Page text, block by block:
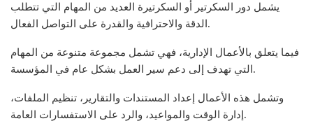
يشمل دور السكرتير أو السكرتيرة العديد من المهام التي تتطلب
الدقة والاحترافية والقدرة على التواصل الفعال.
فيما يتعلق بالأعمال الإدارية، فهي تشمل مجموعة متنوعة من المهام
التي تهدف إلى دعم سير العمل بشكل عام في المؤسسة.
وتشمل هذه الأعمال إعداد المستندات والتقارير، تنظيم الملفات،
إدارة الوقت والمواعيد، والرد على الاستفسارات العامة.